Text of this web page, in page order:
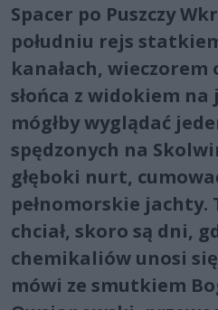
Spacer po Puszczy
południu rejs
kanałach,
słońca z widokiem
mógłby wyglądać
spędzonych na
głęboki nurt,
pełnomorskie jachty.
chciał, skoro są dni,
chemikaliów unosi się
mówi ze smutkiem